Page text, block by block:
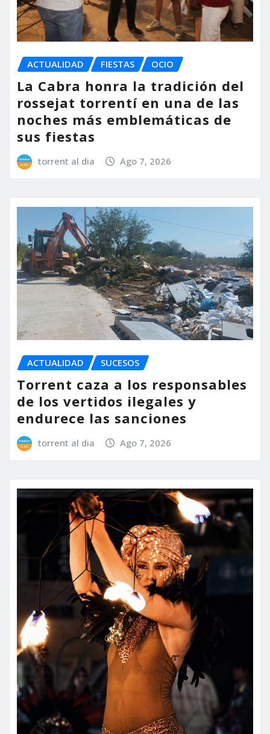
ACTUALIDAD FIESTAS OCIO
La Cabra honra la tradición del
rossejat torrentí en una de las
noches más emblemáticas de
sus fiestas
torrent al dia Ago 7, 2026
ACTUALIDAD SUCESOS
Torrent caza a los responsables
de los vertidos ilegales y
endurece las sanciones
torrent al dia Ago 7, 2026